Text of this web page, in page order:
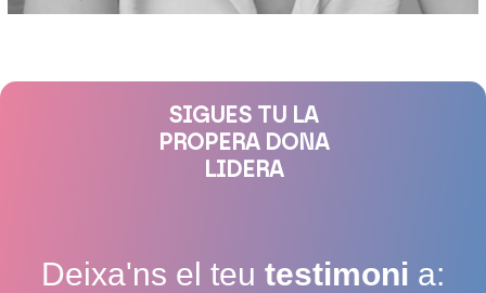
SIGUES TU LA
PROPERA DONA
LIDERA
Deixa'ns el teu testimoni a: